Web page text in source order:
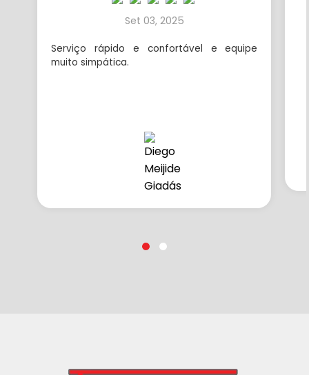
Set 03, 2025
Serviço rápido e confortável e equipe
muito simpática.